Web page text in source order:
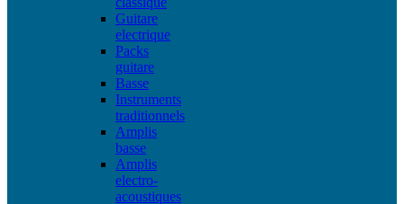
Guitare
electrique
Packs
guitare
Basse
Instruments
traditionnels
Amplis
basse
Amplis
electro-
acoustiques